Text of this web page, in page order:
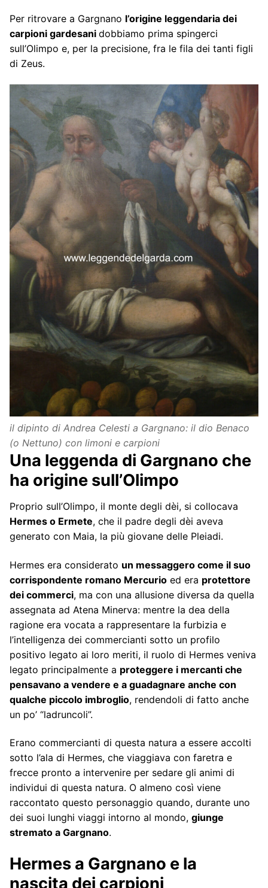
Per ritrovare a Gargnano l’origine leggendaria dei
carpioni gardesani dobbiamo prima spingerci
sull’Olimpo e, per la precisione, fra le fila dei tanti figli
di Zeus.
il dipinto di Andrea Celesti a Gargnano: il dio Benaco
(o Nettuno) con limoni e carpioni
Una leggenda di Gargnano che
ha origine sull’Olimpo
Proprio sull’Olimpo, il monte degli dèi, si collocava
Hermes o Ermete, che il padre degli dèi aveva
generato con Maia, la più giovane delle Pleiadi.
Hermes era considerato un messaggero come il suo
corrispondente romano Mercurio ed era protettore
dei commerci, ma con una allusione diversa da quella
assegnata ad Atena Minerva: mentre la dea della
ragione era vocata a rappresentare la furbizia e
l’intelligenza dei commercianti sotto un profilo
positivo legato ai loro meriti, il ruolo di Hermes veniva
legato principalmente a proteggere i mercanti che
pensavano a vendere e a guadagnare anche con
qualche piccolo imbroglio, rendendoli di fatto anche
un po’ “ladruncoli”.
Erano commercianti di questa natura a essere accolti
sotto l’ala di Hermes, che viaggiava con faretra e
frecce pronto a intervenire per sedare gli animi di
individui di questa natura. O almeno così viene
raccontato questo personaggio quando, durante uno
dei suoi lunghi viaggi intorno al mondo, giunge
stremato a Gargnano.
Hermes a Gargnano e la
nascita dei carpioni